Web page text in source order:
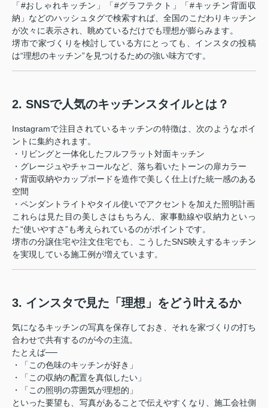
「#おしゃれキッチン」「#グラフテクト」「#キッチン背面収
納」などのハッシュタグで検索すれば、全国のこだわりキッチン
が次々に表示され、眺めているだけでも理想が膨らみます。
堺市で家づくりを検討している方にとっても、インスタの投稿
は“理想のキッチン”を見つけるための強い味方です。
2. SNSで人気のキッチンスタイルとは？
Instagramで注目されているキッチンの特徴は、次のようなポイ
ントに集約されます。
・リビングと一体化したフルフラット対面キッチン
・グレージュやチャコールなど、落ち着いたトーンの扉カラー
・背面収納やカップボードを造作で美しく仕上げた統一感のある
空間
・ペンダントライトやタイル使いでアクセントを加えた照明計画
これらは見た目の美しさはもちろん、家事動線や収納力といっ
た“使いやすさ”も考えられているのがポイントです。
堺市の分譲住宅や注文住宅でも、こうしたSNS映えするキッチン
を実現している施工例が増えています。
3. インスタで見た「理想」をどう叶えるか
気になるキッチンの写真を保存しておき、それを家づくりの打ち
合わせで共有するのが今の主流。
たとえば──
・「この色味のキッチンが好き」
・「この収納の配置を真似したい」
・「この照明の雰囲気が理想的」
といった要望も、写真があることで伝えやすくなり、施工会社側